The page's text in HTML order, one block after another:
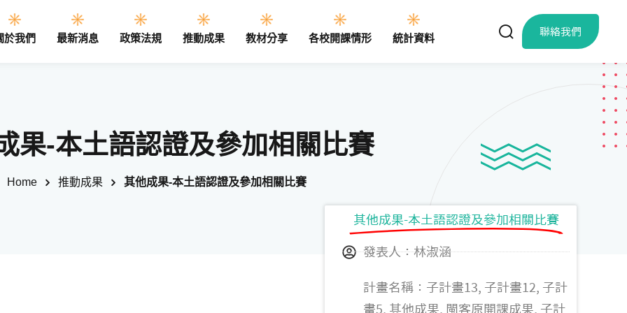
於我們 最新消息 政策法規 推動成果 教材分享 各校開課情形 統計資料 聯絡我們
果-本土語認證及參加相關比賽
Home 推動成果 其他成果-本土語認證及參加相關比賽
其他成果-本土語認證及參加相關比賽
發表人：林淑涵
計畫名稱：子計畫13, 子計畫12, 子計
畫5, 其他成果, 閩客原開課成果, 子計
Sign in